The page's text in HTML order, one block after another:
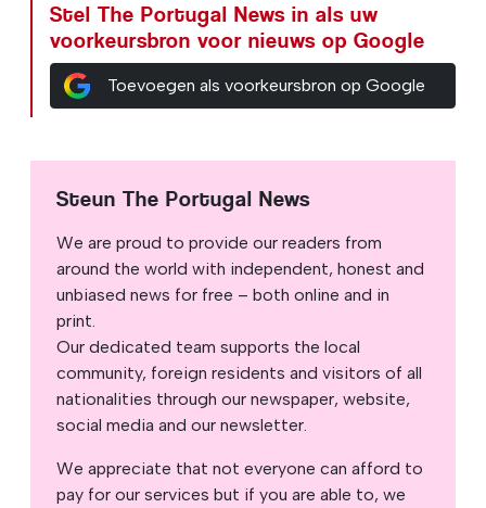
Stel The Portugal News in als uw
voorkeursbron voor nieuws op Google
Toevoegen als voorkeursbron op Google
Steun The Portugal News
We are proud to provide our readers from
around the world with independent, honest and
unbiased news for free – both online and in
print.
Our dedicated team supports the local
community, foreign residents and visitors of all
nationalities through our newspaper, website,
social media and our newsletter.
We appreciate that not everyone can afford to
pay for our services but if you are able to, we